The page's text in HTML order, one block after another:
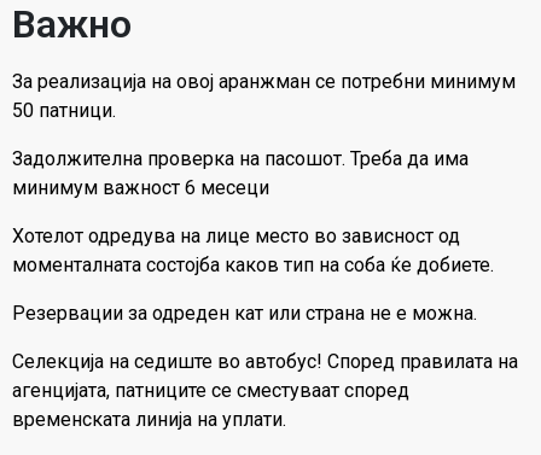
Важно
За реализација на овој аранжман се потребни минимум
50 патници.
Задолжителна проверка на пасошот. Треба да има
минимум важност 6 месеци
Хотелот одредува на лице место во зависност од
моменталната состојба каков тип на соба ќе добиете.
Резервации за одреден кат или страна не е можна.
Селекција на седиште во автобус! Според правилата на
агенцијата, патниците се сместуваат според
временската линија на уплати.